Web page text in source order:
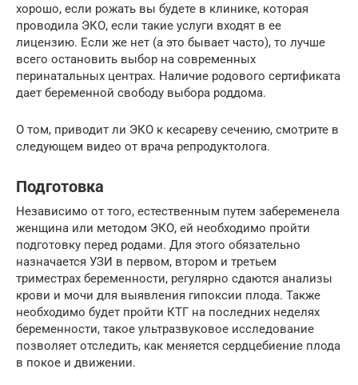
хорошо, если рожать вы будете в клинике, которая
проводила ЭКО, если такие услуги входят в ее
лицензию. Если же нет (а это бывает часто), то лучше
всего остановить выбор на современных
перинатальных центрах. Наличие родового сертификата
дает беременной свободу выбора роддома.
О том, приводит ли ЭКО к кесареву сечению, смотрите в
следующем видео от врача репродуктолога.
Подготовка
Независимо от того, естественным путем забеременела
женщина или методом ЭКО, ей необходимо пройти
подготовку перед родами. Для этого обязательно
назначается УЗИ в первом, втором и третьем
триместрах беременности, регулярно сдаются анализы
крови и мочи для выявления гипоксии плода. Также
необходимо будет пройти КТГ на последних неделях
беременности, такое ультразвуковое исследование
позволяет отследить, как меняется сердцебиение плода
в покое и движении.